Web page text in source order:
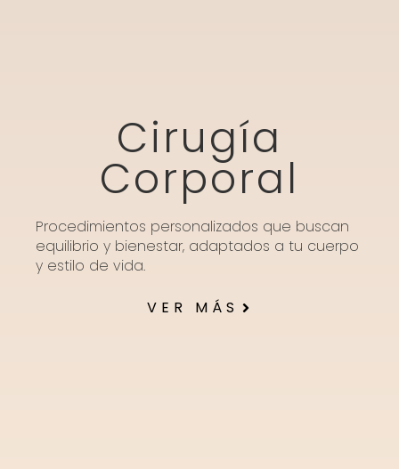
Cirugía
Corporal
Procedimientos personalizados que buscan
equilibrio y bienestar, adaptados a tu cuerpo
y estilo de vida.
VER MÁS